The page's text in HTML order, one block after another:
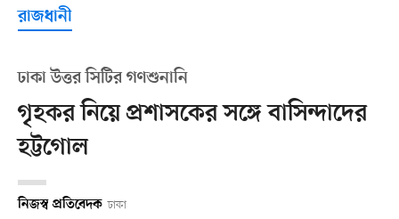
রাজধানী
ঢাকা উত্তর সিটির গণশুনানি
গৃহকর নিয়ে প্রশাসকের সঙ্গে বাসিন্দাদের
হট্টগোল
নিজস্ব প্রতিবেদক ঢাকা